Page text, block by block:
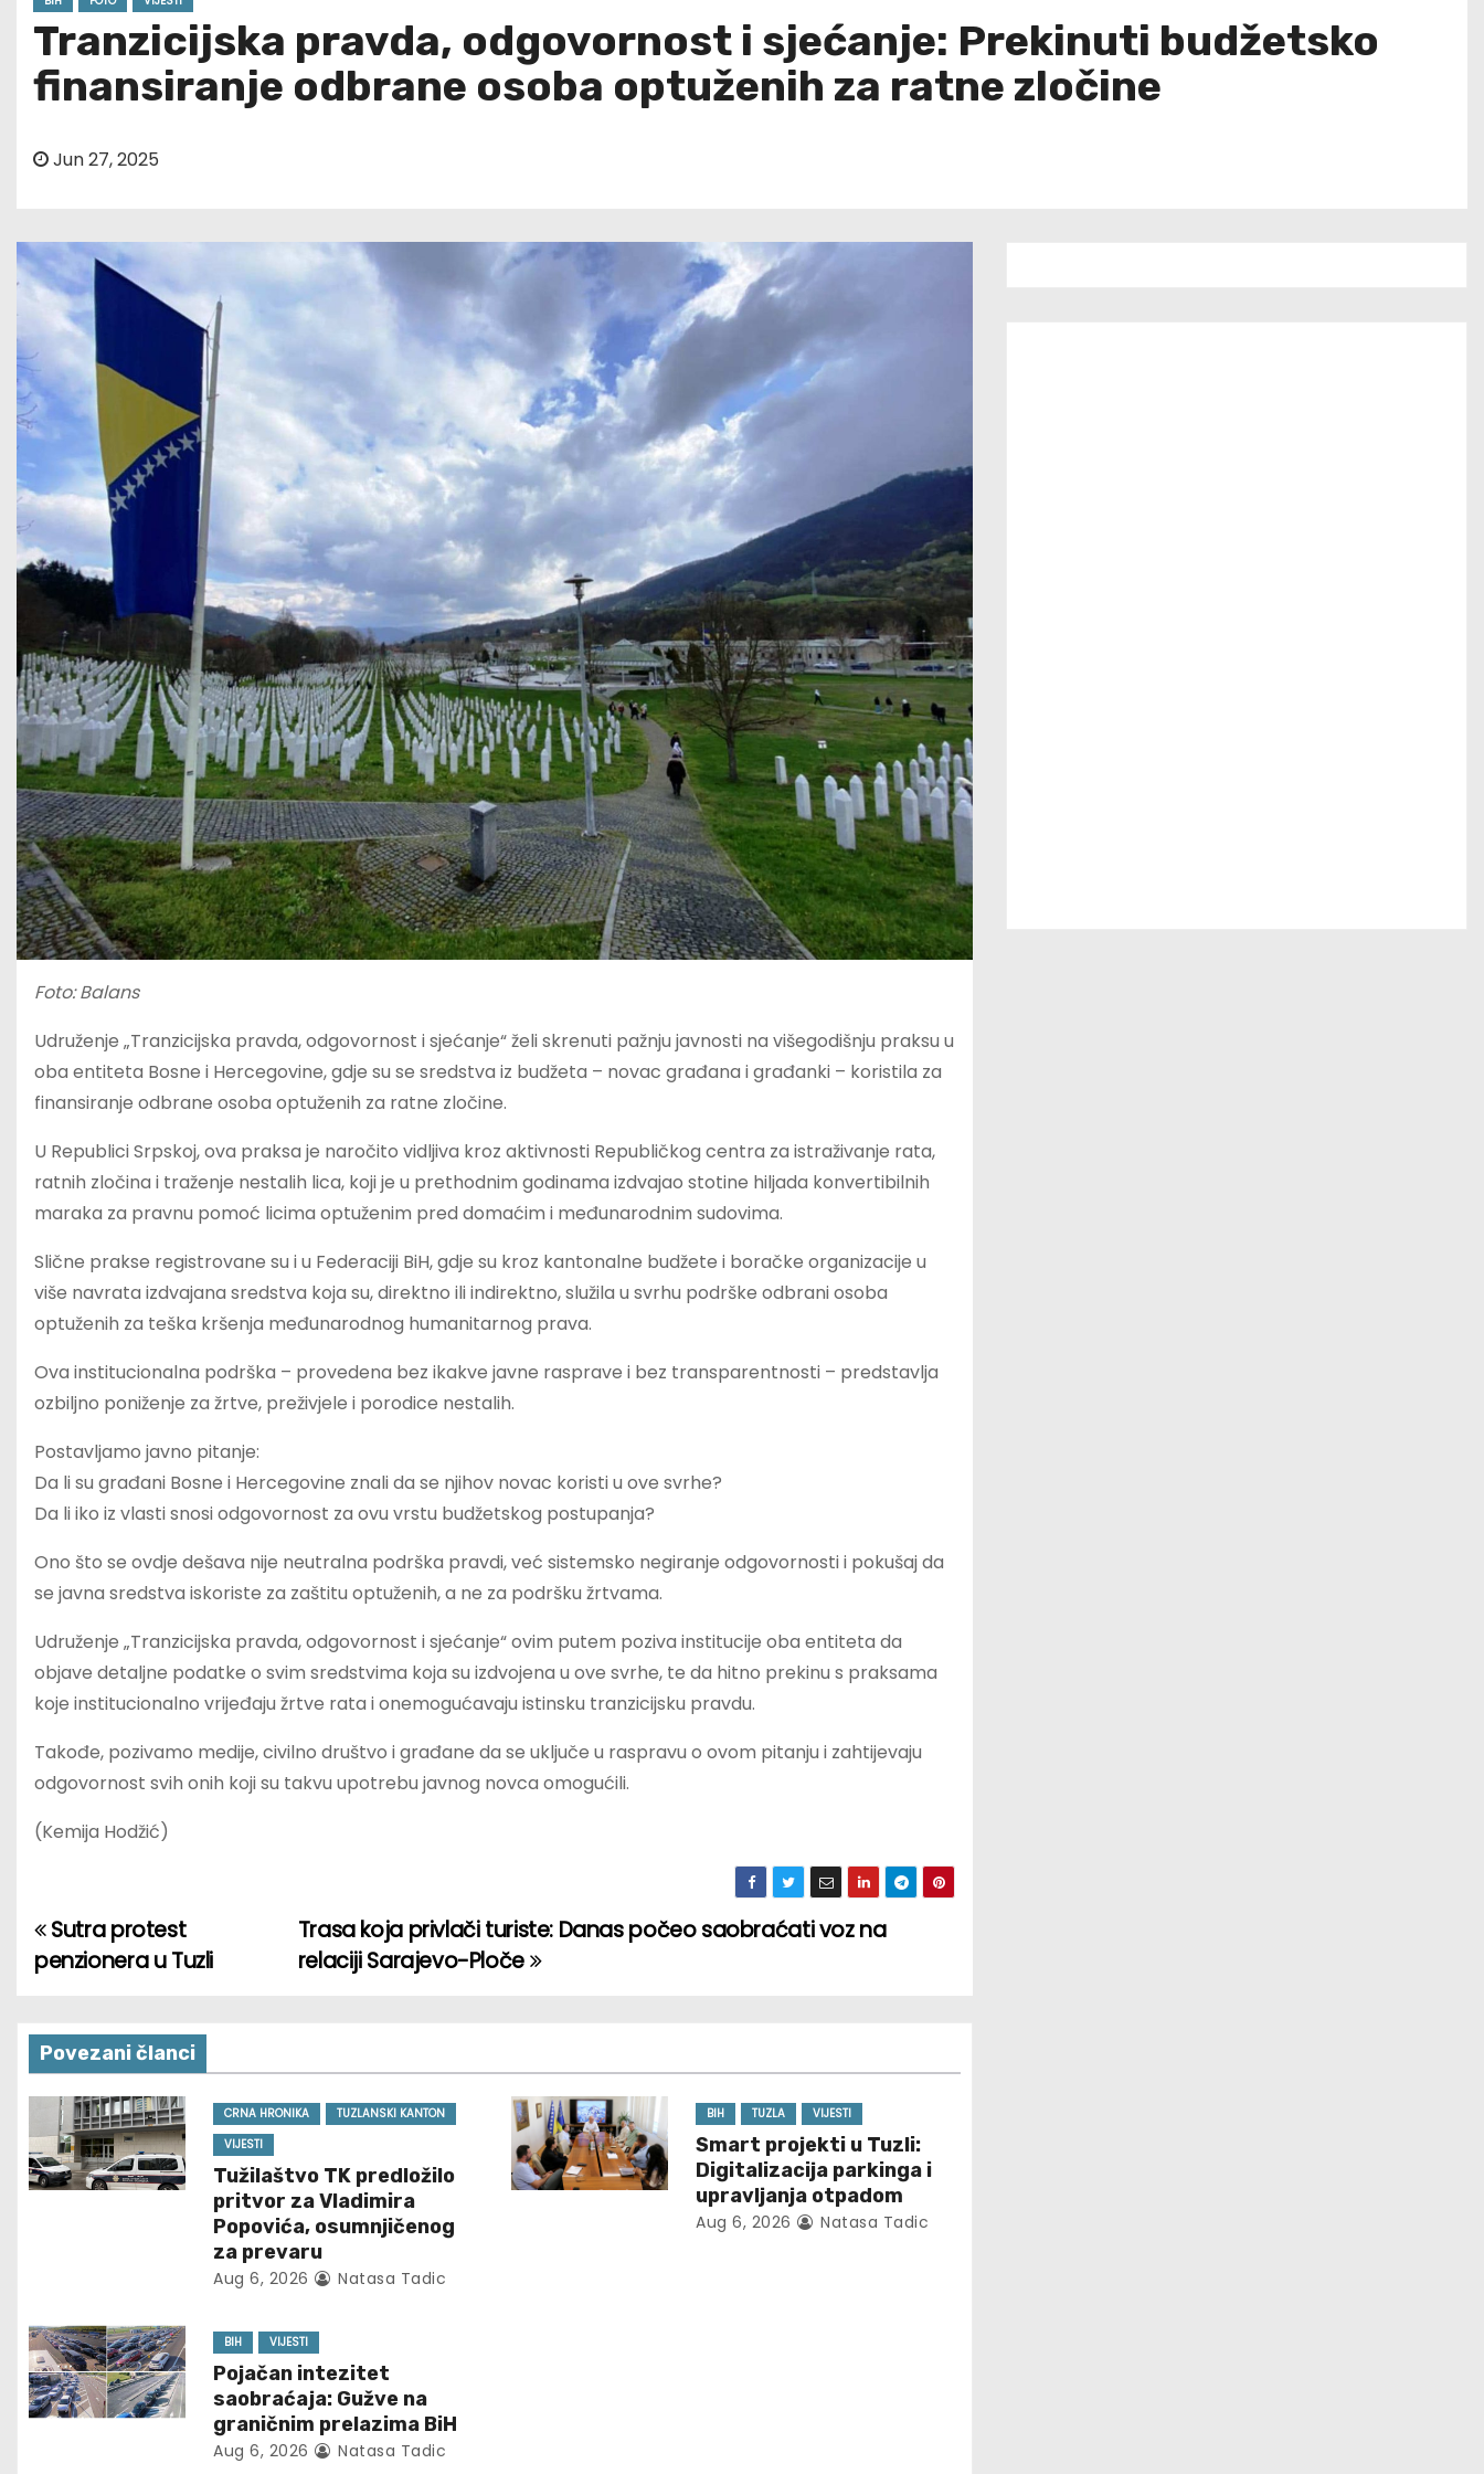
Tranzicijska pravda, odgovornost i sjećanje: Prekinuti budžetsko
finansiranje odbrane osoba optuženih za ratne zločine
Jun 27, 2025
Foto: Balans
Udruženje „Tranzicijska pravda, odgovornost i sjećanje“ želi skrenuti pažnju javnosti na višegodišnju praksu u
oba entiteta Bosne i Hercegovine, gdje su se sredstva iz budžeta – novac građana i građanki – koristila za
finansiranje odbrane osoba optuženih za ratne zločine.
U Republici Srpskoj, ova praksa je naročito vidljiva kroz aktivnosti Republičkog centra za istraživanje rata,
ratnih zločina i traženje nestalih lica, koji je u prethodnim godinama izdvajao stotine hiljada konvertibilnih
maraka za pravnu pomoć licima optuženim pred domaćim i međunarodnim sudovima.
Slične prakse registrovane su i u Federaciji BiH, gdje su kroz kantonalne budžete i boračke organizacije u
više navrata izdvajana sredstva koja su, direktno ili indirektno, služila u svrhu podrške odbrani osoba
optuženih za teška kršenja međunarodnog humanitarnog prava.
Ova institucionalna podrška – provedena bez ikakve javne rasprave i bez transparentnosti – predstavlja
ozbiljno poniženje za žrtve, preživjele i porodice nestalih.
Postavljamo javno pitanje:
Da li su građani Bosne i Hercegovine znali da se njihov novac koristi u ove svrhe?
Da li iko iz vlasti snosi odgovornost za ovu vrstu budžetskog postupanja?
Ono što se ovdje dešava nije neutralna podrška pravdi, već sistemsko negiranje odgovornosti i pokušaj da
se javna sredstva iskoriste za zaštitu optuženih, a ne za podršku žrtvama.
Udruženje „Tranzicijska pravda, odgovornost i sjećanje“ ovim putem poziva institucije oba entiteta da
objave detaljne podatke o svim sredstvima koja su izdvojena u ove svrhe, te da hitno prekinu s praksama
koje institucionalno vrijeđaju žrtve rata i onemogućavaju istinsku tranzicijsku pravdu.
Takođe, pozivamo medije, civilno društvo i građane da se uključe u raspravu o ovom pitanju i zahtijevaju
odgovornost svih onih koji su takvu upotrebu javnog novca omogućili.
(Kemija Hodžić)
P
o
s
t
n
a
a
t
Trasa koja privlači turiste: Danas počeo saobraćati voz na
relaciji Sarajevo-Ploče
Sutra protest
penzionera u Tuzli
Povezani članci
CRNA HRONIKA
TUZLANSKI KANTON
VIJESTI
Tužilaštvo TK predložilo
pritvor za Vladimira
Popovića, osumnjičenog
za prevaru
Aug 6, 2026 Natasa Tadic
BIH TUZLA VIJESTI
Smart projekti u Tuzli:
Digitalizacija parkinga i
upravljanja otpadom
Aug 6, 2026 Natasa Tadic
BIH VIJESTI
Pojačan intezitet
saobraćaja: Gužve na
graničnim prelazima BiH
Aug 6, 2026 Natasa Tadic